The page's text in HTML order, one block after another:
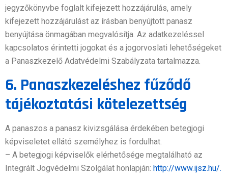
jegyzőkönyvbe foglalt kifejezett hozzájárulás, amely
kifejezett hozzájárulást az írásban benyújtott panasz
benyújtása önmagában megvalósítja. Az adatkezeléssel
kapcsolatos érintetti jogokat és a jogorvoslati lehetőségeket
a Panaszkezelő Adatvédelmi Szabályzata tartalmazza.
6. Panaszkezeléshez fűződő
tájékoztatási kötelezettség
A panaszos a panasz kivizsgálása érdekében betegjogi
képviseletet ellátó személyhez is fordulhat.
– A betegjogi képviselők elérhetősége megtalálható az
Integrált Jogvédelmi Szolgálat honlapján: http://www.ijsz.hu/.